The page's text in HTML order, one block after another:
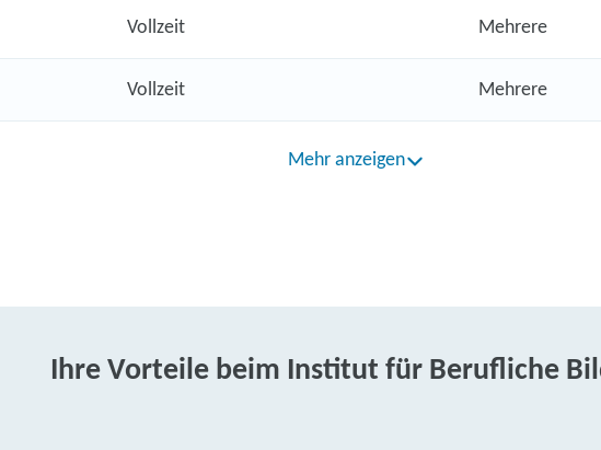
Vollzeit Mehrere
Vollzeit Mehrere
Mehr anzeigen
Ihre Vorteile beim Institut für Berufliche